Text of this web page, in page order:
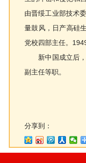
由晋绥工业部技术
量鼓风，日产高硅
党校四部主任。
新中国成立后，
副主任等职。
分享到：